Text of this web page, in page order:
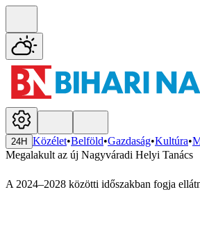
24H Közélet•Belföld•Gazdaság•Kultúra•
Megalakult az új Nagyváradi Helyi Tanács
A 2024–2028 közötti időszakban fogja